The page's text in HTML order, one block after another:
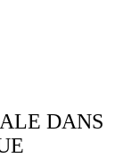
DANS